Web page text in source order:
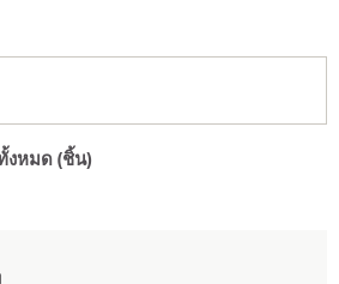
งหมด (ชิ้น)